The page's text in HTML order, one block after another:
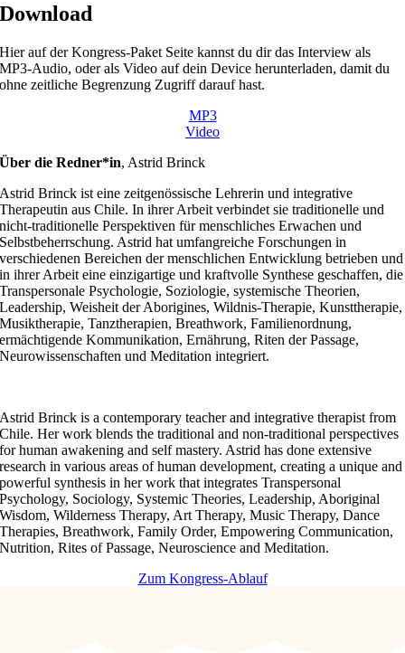
Download
Hier auf der Kongress-Paket Seite kannst du dir das Interview als
MP3-Audio, oder als Video auf dein Device herunterladen, damit du
ohne zeitliche Begrenzung Zugriff darauf hast.
MP3
Video
Über die Redner*in, Astrid Brinck
Astrid Brinck ist eine zeitgenössische Lehrerin und integrative
Therapeutin aus Chile. In ihrer Arbeit verbindet sie traditionelle und
nicht-traditionelle Perspektiven für menschliches Erwachen und
Selbstbeherrschung. Astrid hat umfangreiche Forschungen in
verschiedenen Bereichen der menschlichen Entwicklung betrieben und
in ihrer Arbeit eine einzigartige und kraftvolle Synthese geschaffen, die
Transpersonale Psychologie, Soziologie, systemische Theorien,
Leadership, Weisheit der Aborigines, Wildnis-Therapie, Kunsttherapie,
Musiktherapie, Tanztherapien, Breathwork, Familienordnung,
ermächtigende Kommunikation, Ernährung, Riten der Passage,
Neurowissenschaften und Meditation integriert.
Astrid Brinck is a contemporary teacher and integrative therapist from
Chile. Her work blends the traditional and non-traditional perspectives
for human awakening and self mastery. Astrid has done extensive
research in various areas of human development, creating a unique and
powerful synthesis in her work that integrates Transpersonal
Psychology, Sociology, Systemic Theories, Leadership, Aboriginal
Wisdom, Wilderness Therapy, Art Therapy, Music Therapy, Dance
Therapies, Breathwork, Family Order, Empowering Communication,
Nutrition, Rites of Passage, Neuroscience and Meditation.
Zum Kongress-Ablauf